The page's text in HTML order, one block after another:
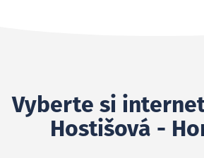
Vyberte si
Hostišová -